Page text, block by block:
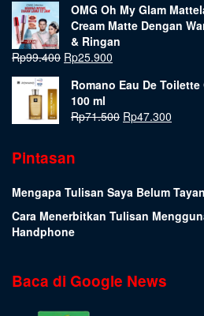
OMG Oh My Glam
Cream Matte Dengan
& Ringan
Rp99.400 Rp25.900
Romano Eau De
100 ml
Rp71.500 Rp47.300
Pintasan
Mengapa Tulisan Saya Belum
Cara Menerbitkan Tulisan
Handphone
Baca di Google News